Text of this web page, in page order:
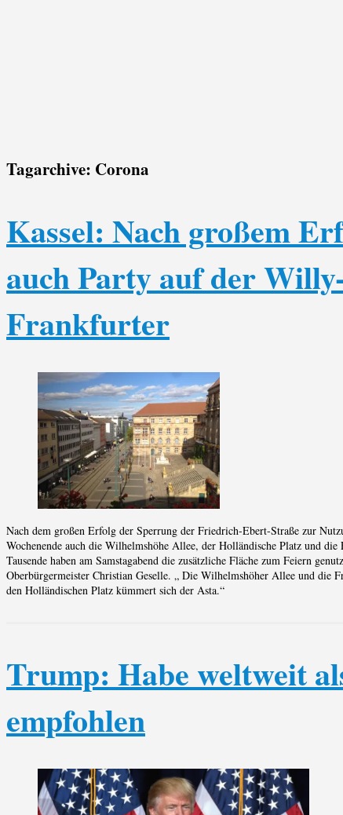
Tagarchive: Corona
Kassel: Nach großem
auch Party auf der
Frankfurter
Nach dem großen Erfolg der Sperrung der Friedrich-Ebert-Straße zur
Wochenende auch die Wilhelmshöhe Allee, der Holländische Platz und
Tausende haben am Samstagabend die zusätzliche Fläche zum Feiern
Oberbürgermeister Christian Geselle. „ Die Wilhelmshöher Allee und die
den Holländischen Platz kümmert sich der Asta.“
Trump: Habe weltweit
empfohlen